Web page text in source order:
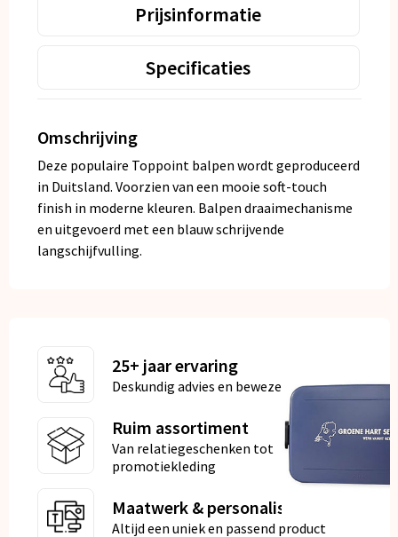
Prijsinformatie
Specificaties
Omschrijving
Deze populaire Toppoint balpen wordt geproduceerd
in Duitsland. Voorzien van een mooie soft-touch
finish in moderne kleuren. Balpen draaimechanisme
en uitgevoerd met een blauw schrijvende
langschijfvulling.
25+ jaar ervaring
Deskundig advies en bewezen kwaliteit
Ruim assortiment
Van relatiegeschenken tot
promotiekleding
Maatwerk & personalisatie
Altijd een uniek en passend product